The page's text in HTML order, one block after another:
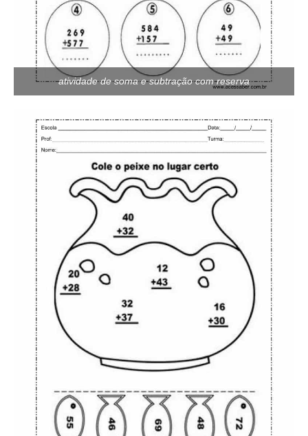
atividade de soma e subtração com reserva